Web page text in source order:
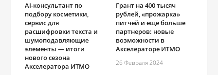
AI-консультант по
подбору косметики,
сервис для
расшифровки текста и
шумоподавляющие
элементы — итоги
нового сезона
Акселератора ИТМО
Грант на 400 тысяч
рублей, «прожарка»
питчей и еще больше
партнеров: новые
возможности в
Акселераторе ИТМО
26 Февраля 2024